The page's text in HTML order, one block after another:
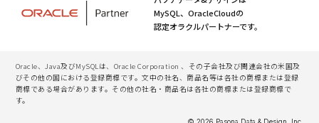
MySQL、OracleCloudの
認定オラクルパートナーです。
Oracle、Java及びMySQLは、Oracle Corporation 、その子会社及び関連会社の米国及
びその他の国における登録商標です。文中の社名、商品名等は各社の商標または登録
商標である場合があります。その他の社名・商品名は各社の商標または登録商標で
す。